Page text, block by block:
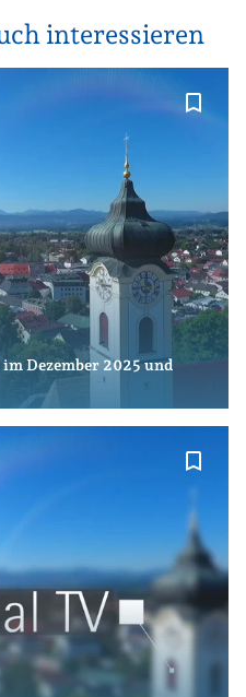
interessieren
bookmark_border
Dezember 2025 und
bookmark_border